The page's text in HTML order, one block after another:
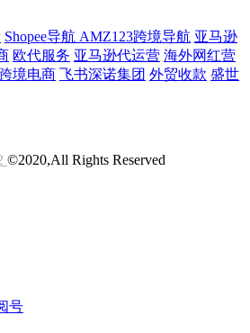
Shopee导航 AMZ123跨境导航 亚马逊
欧代服务 亚马逊代运营 海外网红营
跨境电商 飞书深诺集团 外贸收款 盛世
©2020,All Rights Reserved
号